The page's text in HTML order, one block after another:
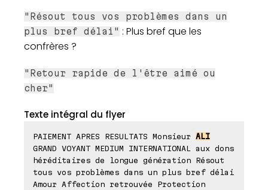
"Résout tous vos problèmes dans un
plus bref délai" : Plus bref que les
confrères ?
"Retour rapide de l'être aimé ou
cher"
Texte intégral du flyer
PAIEMENT APRES RESULTATS Monsieur ALI
GRAND VOYANT MEDIUM INTERNATIONAL aux dons
héréditaires de longue génération Résout
tous vos problèmes dans un plus bref délai
Amour Affection retrouvée Protection